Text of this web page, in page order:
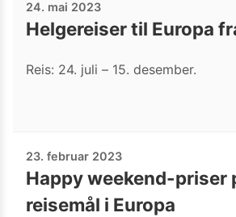
24. mai 2023
Helgereiser til Europa
Reis: 24. juli – 15. desember.
23. februar 2023
Happy weekend-priser
reisemål i Europa